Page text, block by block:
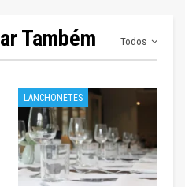
Todos
Também
LANCHONETES